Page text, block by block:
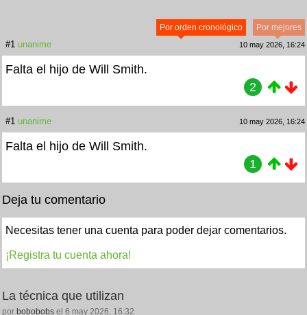
Por mejores
Por orden cronológico
#1 unanime 10 may 2026, 16:24
Falta el hijo de Will Smith.
2
#1 unanime 10 may 2026, 16:24
Falta el hijo de Will Smith.
1
Deja tu comentario
Necesitas tener una cuenta para poder dejar comentarios.
¡Registra tu cuenta ahora!
La técnica que utilizan
por bobobobs el 6 may 2026, 16:32